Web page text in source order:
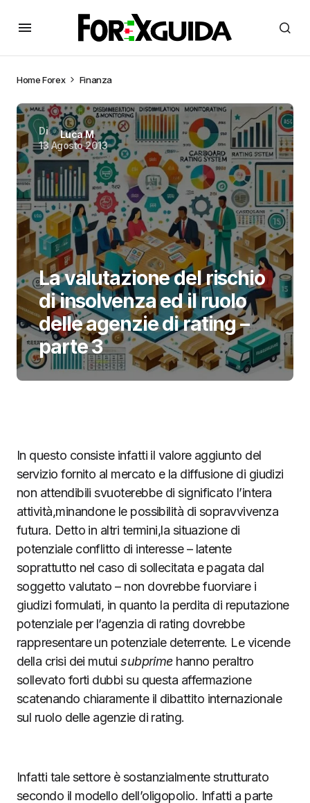
HomeForex Finanza
Di
Luca M
13 Agosto 2013
La valutazione del rischio
di insolvenza ed il ruolo
delle agenzie di rating –
parte 3
In questo consiste infatti il valore aggiunto del
servizio fornito al mercato e la diffusione di giudizi
non attendibili svuoterebbe di significato l’intera
attività,minandone le possibilità di sopravvivenza
futura. Detto in altri termini,la situazione di
potenziale conflitto di interesse – latente
soprattutto nel caso di sollecitata e pagata dal
soggetto valutato – non dovrebbe fuorviare i
giudizi formulati, in quanto la perdita di reputazione
potenziale per l’agenzia di rating dovrebbe
rappresentare un potenziale deterrente. Le vicende
della crisi dei mutuisubprimehanno peraltro
sollevato forti dubbi su questa affermazione
scatenando chiaramente il dibattito internazionale
sul ruolo delle agenzie di rating.
Infatti tale settore è sostanzialmente strutturato
secondo il modello dell’oligopolio. Infatti a parte